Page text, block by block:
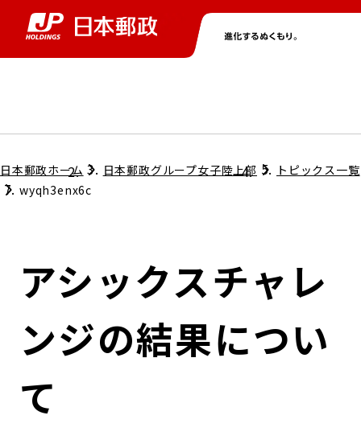
グループ情報トップ
コンプライアンス
ガバナンス
株主・投資家情報トップ
個人投資家のみなさまへ
株式情報
ニューストップ
サステナビリティトップ
担当役員メッセージ
サステナビリティマネジメント
採用情報トップ
日本郵政ホーム 日本郵政グループ女子陸上部
トピックス一覧
wyqh3enx6c
アシックスチャレ
ンジの結果につい
て